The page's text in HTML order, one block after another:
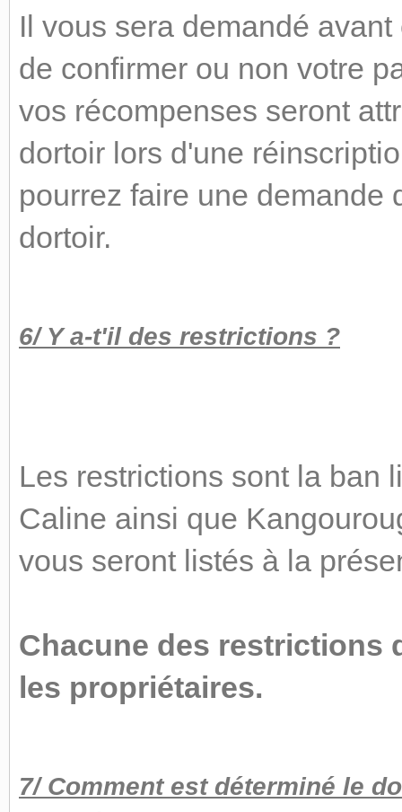
Il vous sera demandé
de confirmer ou non votre
vos récompenses seront
dortoir lors d'une
pourrez faire une demande
dortoir.
6/ Y a-t'il des restrictions ?
Les restrictions sont la ban
Caline ainsi que
vous seront listés à la
Chacune des restrictions
les propriétaires.
7/ Comment est déterminé le